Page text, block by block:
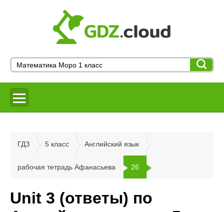
ГДЗ 5 класс Английский язык
рабочая тетрадь Афанасьева 26
Unit 3 (ответы) по